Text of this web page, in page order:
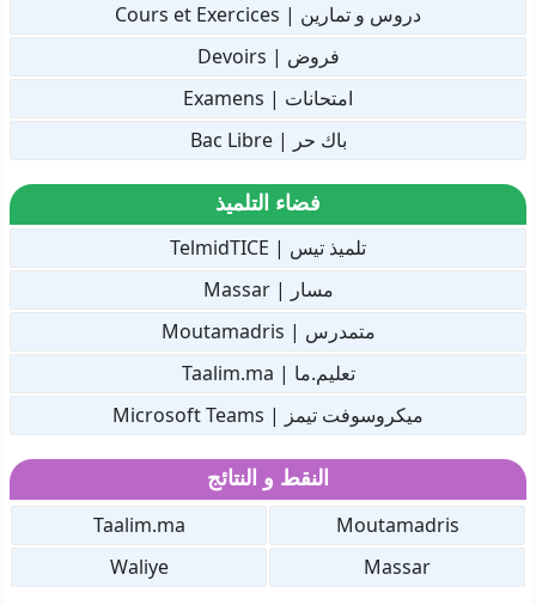
دروس و تمارين | Cours et Exercices
فروض | Devoirs
امتحانات | Examens
باك حر | Bac Libre
فضاء التلميذ
تلميذ تيس | TelmidTICE
مسار | Massar
متمدرس | Moutamadris
تعليم.ما | Taalim.ma
ميكروسوفت تيمز | Microsoft Teams
النقط و النتائج
Moutamadris
Taalim.ma
Massar
Waliye